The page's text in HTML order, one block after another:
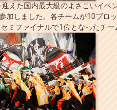
た国内最大級のよさこいイベ
加しました。各チームが10ブロ
ミファイナルで1位となったチ